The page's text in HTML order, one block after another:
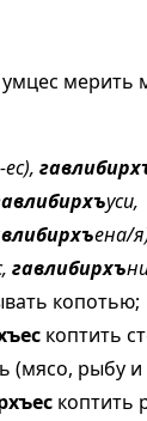
умцес мерить
-ес),
уси,
ена/
гавлибирхъ
копотью;
коптить
(мясо, рыбу и
коптить